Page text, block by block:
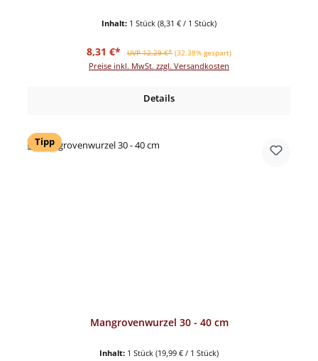
Inhalt: 1 Stück (8,31 € / 1 Stück)
Verkaufspreis:
8,31 €* Regulärer Preis:
UVP 12,29 €* (32.38% gespart)
Preise inkl. MwSt. zzgl. Versandkosten
Details
Tipp
Mangrovenwurzel 30 - 40 cm
Inhalt: 1 Stück (19,99 € / 1 Stück)